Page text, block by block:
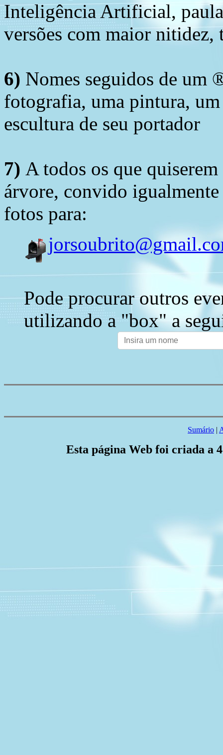
Inteligência Artificial,
versões com maior nitidez,
6) Nomes seguidos de um
fotografia, uma pintura,
escultura de seu portador
7) A todos os que
árvore, convido
fotos para:
Pode procurar outros
utilizando a "box" a
Sumário |
Esta página Web foi criada a